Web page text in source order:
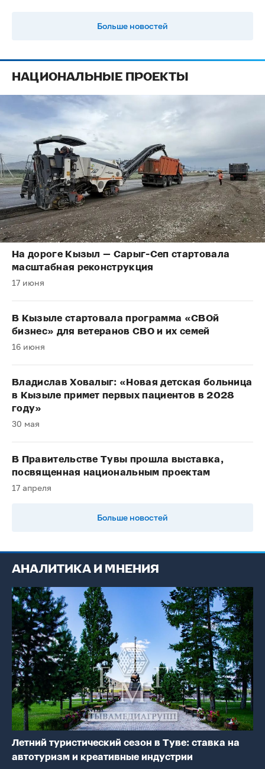
Больше новостей
НАЦИОНАЛЬНЫЕ ПРОЕКТЫ
На дороге Кызыл — Сарыг-Сеп стартовала
масштабная реконструкция
17 июня
В Кызыле стартовала программа «СВОй
бизнес» для ветеранов СВО и их семей
16 июня
Владислав Ховалыг: «Новая детская больница
в Кызыле примет первых пациентов в 2028
году»
30 мая
В Правительстве Тувы прошла выставка,
посвященная национальным проектам
17 апреля
Больше новостей
АНАЛИТИКА И МНЕНИЯ
Летний туристический сезон в Туве: ставка на
автотуризм и креативные индустрии